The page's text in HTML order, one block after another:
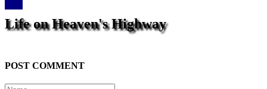
Life on Heaven's Highway
POST COMMENT